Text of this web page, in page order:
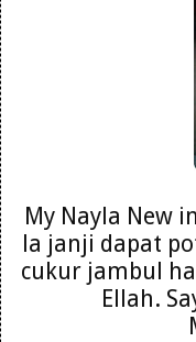
My Nayla New
la janji dapat
cukur jambul
Ellah.